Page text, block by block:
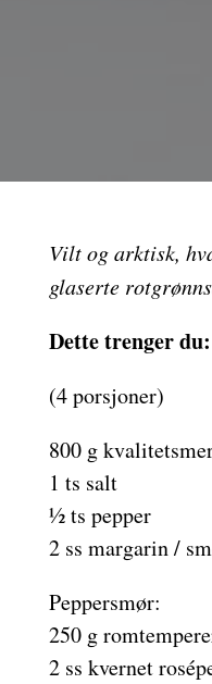
Vilt og arktisk,
glaserte
Dette trenger du:
(4 porsjoner)
800 g
1 ts salt
½ ts pepper
2 ss margarin /
Peppersmør:
250 g
2 ss kvernet